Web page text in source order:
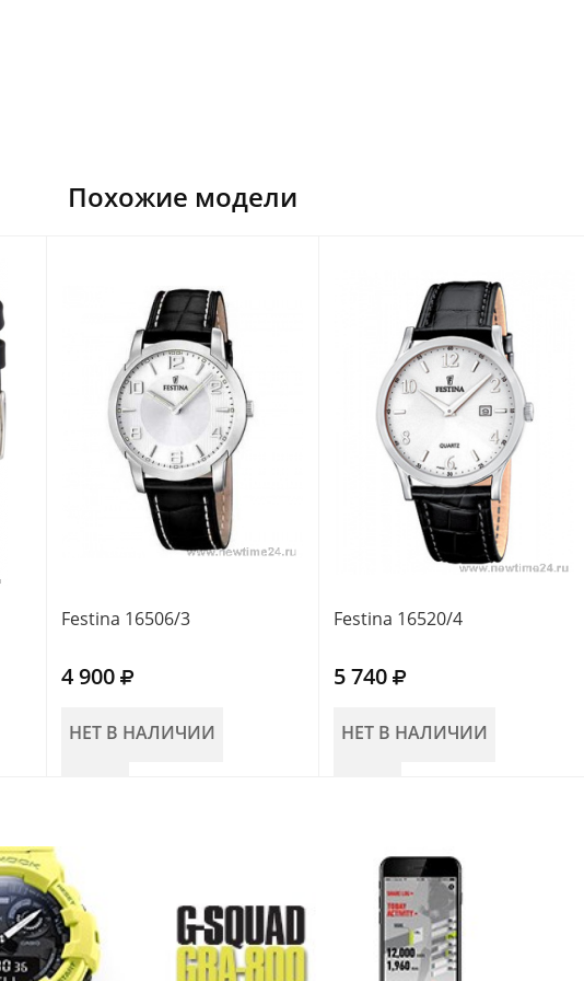
Похожие модели
Festina 16506/3
4 900
НЕТ В НАЛИЧИИ
Festina 16520/4
5 740
НЕТ В НАЛИЧИИ